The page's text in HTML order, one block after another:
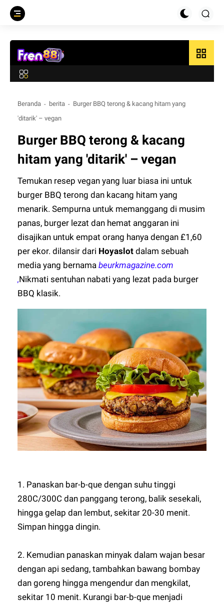
grid_view
Beranda berita
Burger BBQ terong & kacang hitam yang
'ditarik' – vegan
Burger BBQ terong & kacang
hitam yang 'ditarik' – vegan
Temukan resep vegan yang luar biasa ini untuk
burger BBQ terong dan kacang hitam yang
menarik. Sempurna untuk memanggang di musim
panas, burger lezat dan hemat anggaran ini
disajikan untuk empat orang hanya dengan £1,60
per ekor.dilansir dari Hoyaslotdalam sebuah
media yang bernamabeurkmagazine.com
,Nikmati sentuhan nabati yang lezat pada burger
BBQ klasik.
1. Panaskan bar-b-que dengan suhu tinggi
280C/300C dan panggang terong, balik sesekali,
hingga gelap dan lembut, sekitar 20-30 menit.
Simpan hingga dingin.
2. Kemudian panaskan minyak dalam wajan besar
dengan api sedang, tambahkan bawang bombay
dan goreng hingga mengendur dan mengkilat,
sekitar 10 menit. Kurangi bar-b-que menjadi